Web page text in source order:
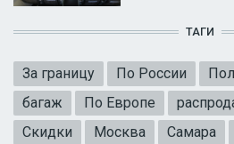
ТАГИ
За границу По России
багаж
По Европе
Скидки
Москва Самара